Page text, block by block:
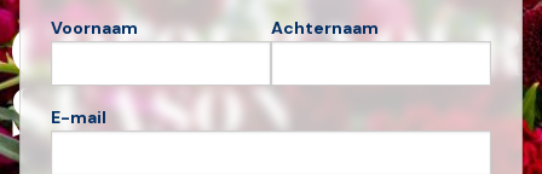
COLOUR YOUR
SEASON
Voornaam Achternaam
E-mail